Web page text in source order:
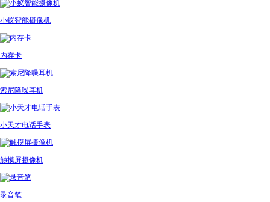
小蚁智能摄像机
内存卡
索尼降噪耳机
小天才电话手表
触摸屏摄像机
录音笔